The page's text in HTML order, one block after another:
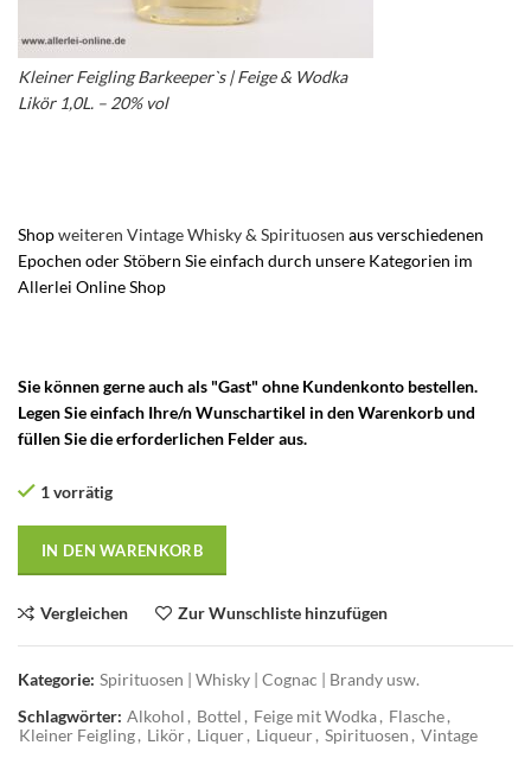
Kleiner Feigling Barkeeper`s | Feige & Wodka
Likör 1,0L. – 20% vol– Kleiner Feigling Likör –
Shopweiteren Vintage Whisky & Spirituosen aus verschiedenen
Epochen oder Stöbern Sie einfach durch unsere Kategorien im
Allerlei Online Shop
Sie können gerne auch als "Gast" ohne Kundenkonto bestellen.
Legen Sie einfach Ihre/n Wunschartikel in den Warenkorb und
füllen Sie die erforderlichen Felder aus.
1 vorrätig
IN DEN WARENKORB
Vergleichen Zur Wunschliste hinzufügen
Kategorie: Spirituosen | Whisky | Cognac | Brandy usw.
Schlagwörter: Alkohol , Bottel , Feige mit Wodka, Flasche,
Kleiner Feigling, Likör, Liquer, Liqueur, Spirituosen , Vintage